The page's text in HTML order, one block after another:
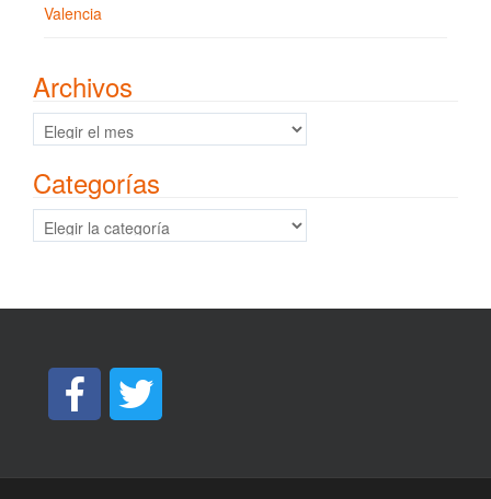
Valencia
Archivos
Archivos
Categorías
Categorías